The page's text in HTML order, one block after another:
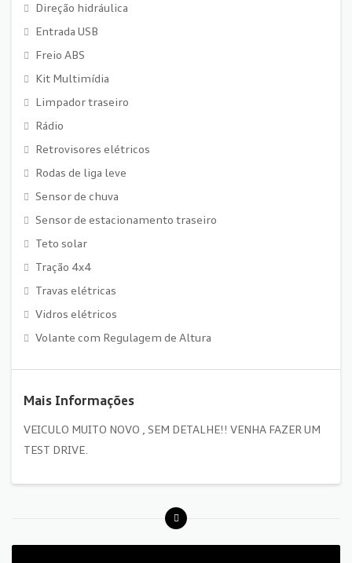
Direção hidráulica
Entrada USB
Freio ABS
Kit Multimídia
Limpador traseiro
Rádio
Retrovisores elétricos
Rodas de liga leve
Sensor de chuva
Sensor de estacionamento traseiro
Teto solar
Tração 4x4
Travas elétricas
Vidros elétricos
Volante com Regulagem de Altura
Mais Informações
VEICULO MUITO NOVO , SEM DETALHE!! VENHA FAZER UM
TEST DRIVE.